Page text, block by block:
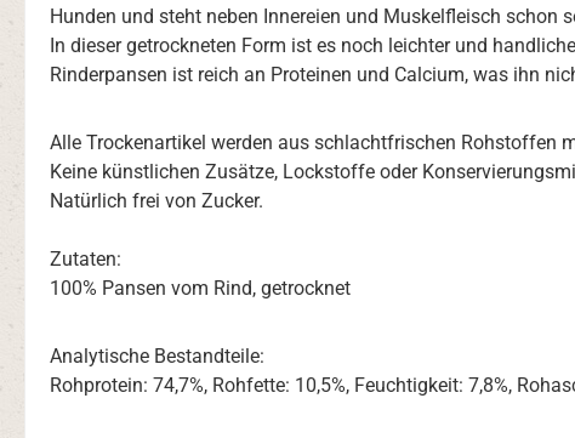
Hunden und steht neben Innereien und Muskelfleisch schon
In dieser getrockneten Form ist es noch leichter und
Rinderpansen ist reich an Proteinen und Calcium, was ihn
Alle Trockenartikel werden aus schlachtfrischen Rohstoffen
Keine künstlichen Zusätze, Lockstoffe oder
Natürlich frei von Zucker.
Zutaten:
100% Pansen vom Rind, getrocknet
Analytische Bestandteile:
Rohprotein: 74,7%, Rohfette: 10,5%, Feuchtigkeit: 7,8%,